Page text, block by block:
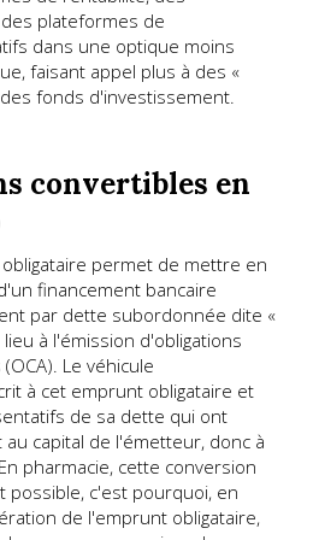
plateformes de
dans une optique moins
faisant appel plus à des «
fonds d'investissement.
convertibles en
permet de mettre en
financement bancaire
par dette subordonnée dite «
à l'émission d'obligations
Le véhicule
à cet emprunt obligataire et
de sa dette qui ont
capital de l'émetteur, donc à
pharmacie, cette conversion
possible, c'est pourquoi, en
de l'emprunt obligataire,